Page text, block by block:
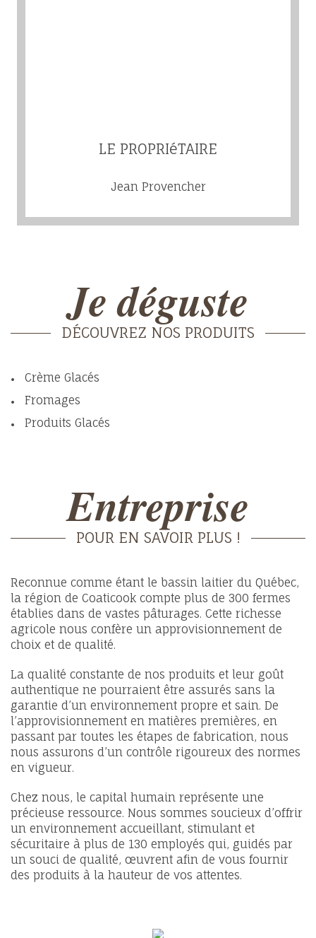
LE PROPRIéTAIRE
Jean Provencher
Je déguste
DÉCOUVREZ NOS PRODUITS
Crème Glacés
Fromages
Produits Glacés
Entreprise
POUR EN SAVOIR PLUS !
Reconnue comme étant le bassin laitier du Québec,
la région de Coaticook compte plus de 300 fermes
établies dans de vastes pâturages. Cette richesse
agricole nous confère un approvisionnement de
choix et de qualité.
La qualité constante de nos produits et leur goût
authentique ne pourraient être assurés sans la
garantie d’un environnement propre et sain. De
l’approvisionnement en matières premières, en
passant par toutes les étapes de fabrication, nous
nous assurons d’un contrôle rigoureux des normes
en vigueur.
Chez nous, le capital humain représente une
précieuse ressource. Nous sommes soucieux d’offrir
un environnement accueillant, stimulant et
sécuritaire à plus de 130 employés qui, guidés par
un souci de qualité, œuvrent afin de vous fournir
des produits à la hauteur de vos attentes.